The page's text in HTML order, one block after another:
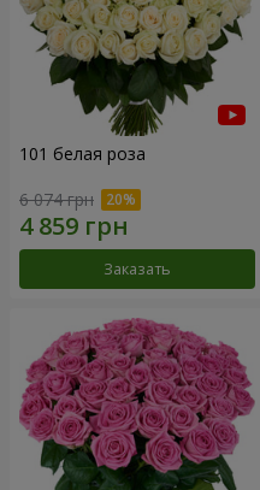
101 белая роза
6 074 грн
Заказать